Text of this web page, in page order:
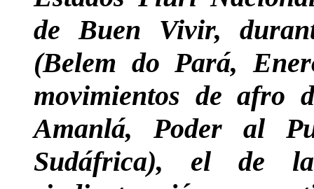
de Buen Vivir,
(Belem do Pará,
movimientos de afro
Amanlá, Poder al
Sudáfrica), el de